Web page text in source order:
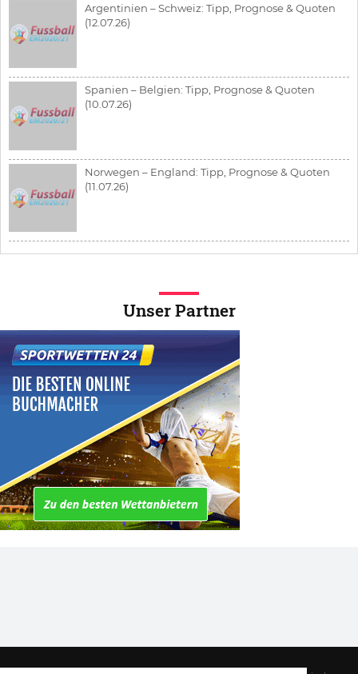
Argentinien – Schweiz: Tipp, Prognose & Quoten
(12.07.26)
Spanien – Belgien: Tipp, Prognose & Quoten
(10.07.26)
Norwegen – England: Tipp, Prognose & Quoten
(11.07.26)
Unser Partner